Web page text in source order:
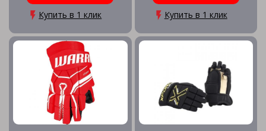
Купить в 1 клик Купить в 1 клик